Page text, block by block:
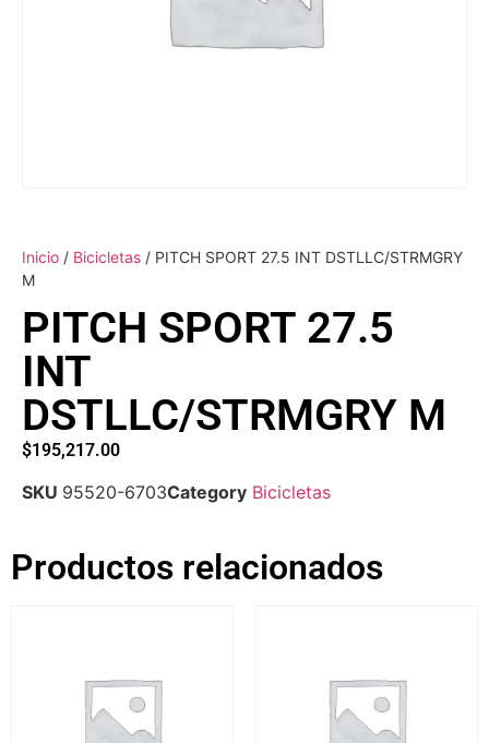
Inicio / Bicicletas / PITCH SPORT 27.5 INT DSTLLC/STRMGRY
M
PITCH SPORT 27.5
INT
DSTLLC/STRMGRY M
$195,217.00
SKU 95520-6703Category Bicicletas
Productos relacionados